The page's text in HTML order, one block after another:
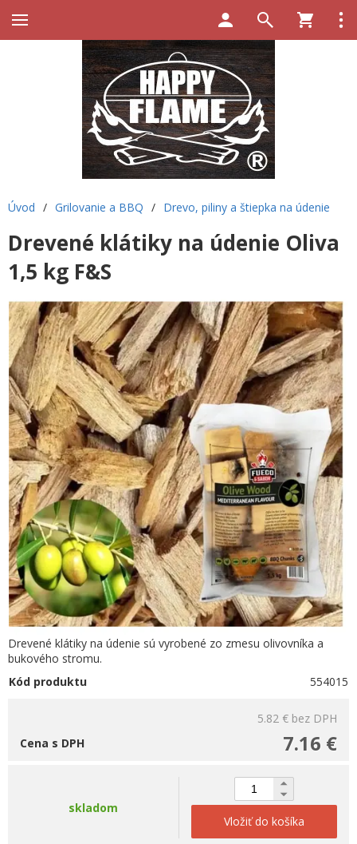
Úvod / Grilovanie a BBQ / Drevo, piliny a štiepka na údenie
Drevené klátiky na údenie Oliva
1,5 kg F&S
Drevené klátiky na údenie sú vyrobené zo zmesu olivovníka a
bukového stromu.
Kód produktu
554015
5.82 € bez DPH
7.16 €
Cena s DPH
skladom
Vložiť do košíka